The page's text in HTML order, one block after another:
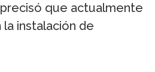
que actualmente
instalación de